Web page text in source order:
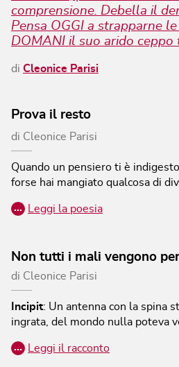
comprensione. Debella il
Pensa OGGI a strapparne
DOMANI il suo arido ceppo
di Cleonice Parisi
Prova il resto
di Cleonice Parisi
Quando un pensiero ti è indigesto,
forse hai mangiato qualcosa di
… Leggi la poesia
Non tutti i mali vengono
di Cleonice Parisi
Incipit: Un antenna con la spina
ingrata, del mondo nulla poteva
… Leggi il racconto